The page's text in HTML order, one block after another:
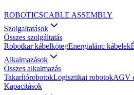
ROBOTICSCABLE ASSEMBLY
Szolgaltatások
Összes szolgáltatás
Robotkar kábelkötegEnergialánc kábelek
Alkalmazások
Összes alkalmazás
TakarítórobotokLogisztikai robotokAGV
Kapacitások